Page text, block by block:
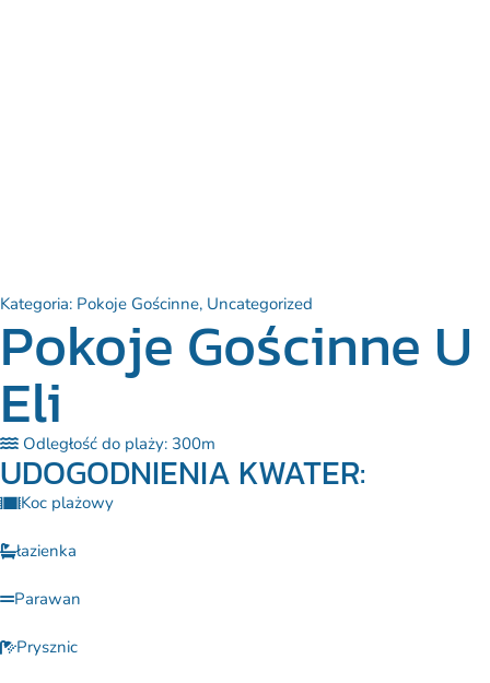
Kategoria: Pokoje Gościnne, Uncategorized
Pokoje Gościnne U
Eli
Odległość do plaży: 300m
UDOGODNIENIA KWATER:
Koc plażowy
łazienka
Parawan
Prysznic